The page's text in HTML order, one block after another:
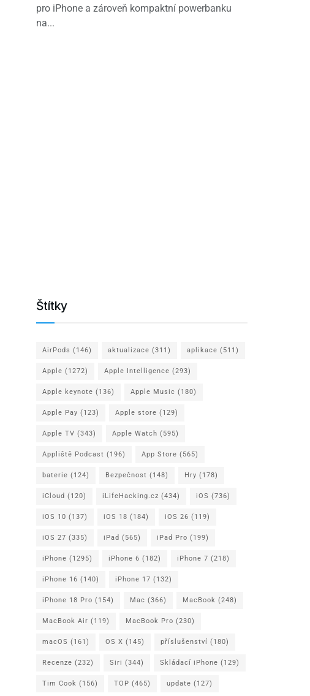
pro iPhone a zároveň kompaktní powerbanku
na...
Štítky
AirPods (146) aktualizace (311) aplikace (511)
Apple (1272) Apple Intelligence (293)
Apple keynote (136) Apple Music (180)
Apple Pay (123) Apple store (129)
Apple TV (343) Apple Watch (595)
Appliště Podcast (196) App Store (565)
baterie (124) Bezpečnost (148) Hry (178)
iCloud (120) iLifeHacking.cz (434) iOS (736)
iOS 10 (137) iOS 18 (184) iOS 26 (119)
iOS 27 (335) iPad (565) iPad Pro (199)
iPhone (1295) iPhone 6 (182) iPhone 7 (218)
iPhone 16 (140) iPhone 17 (132)
iPhone 18 Pro (154) Mac (366) MacBook (248)
MacBook Air (119) MacBook Pro (230)
macOS (161) OS X (145) příslušenství (180)
Recenze (232) Siri (344) Skládací iPhone (129)
Tim Cook (156) TOP (465) update (127)